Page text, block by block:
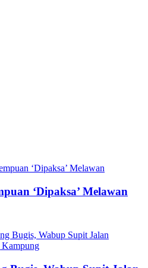
‘Dipaksa’ Melawan